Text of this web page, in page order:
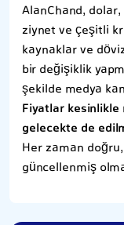
AlanChand,
ziynet ve çeşitli
kaynaklar ve
bir değişiklik
şekilde medya
Fiyatlar
gelecekte de
Her zaman
güncellenmiş